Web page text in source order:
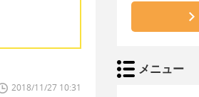
2018/11/27 10:31
メニュー